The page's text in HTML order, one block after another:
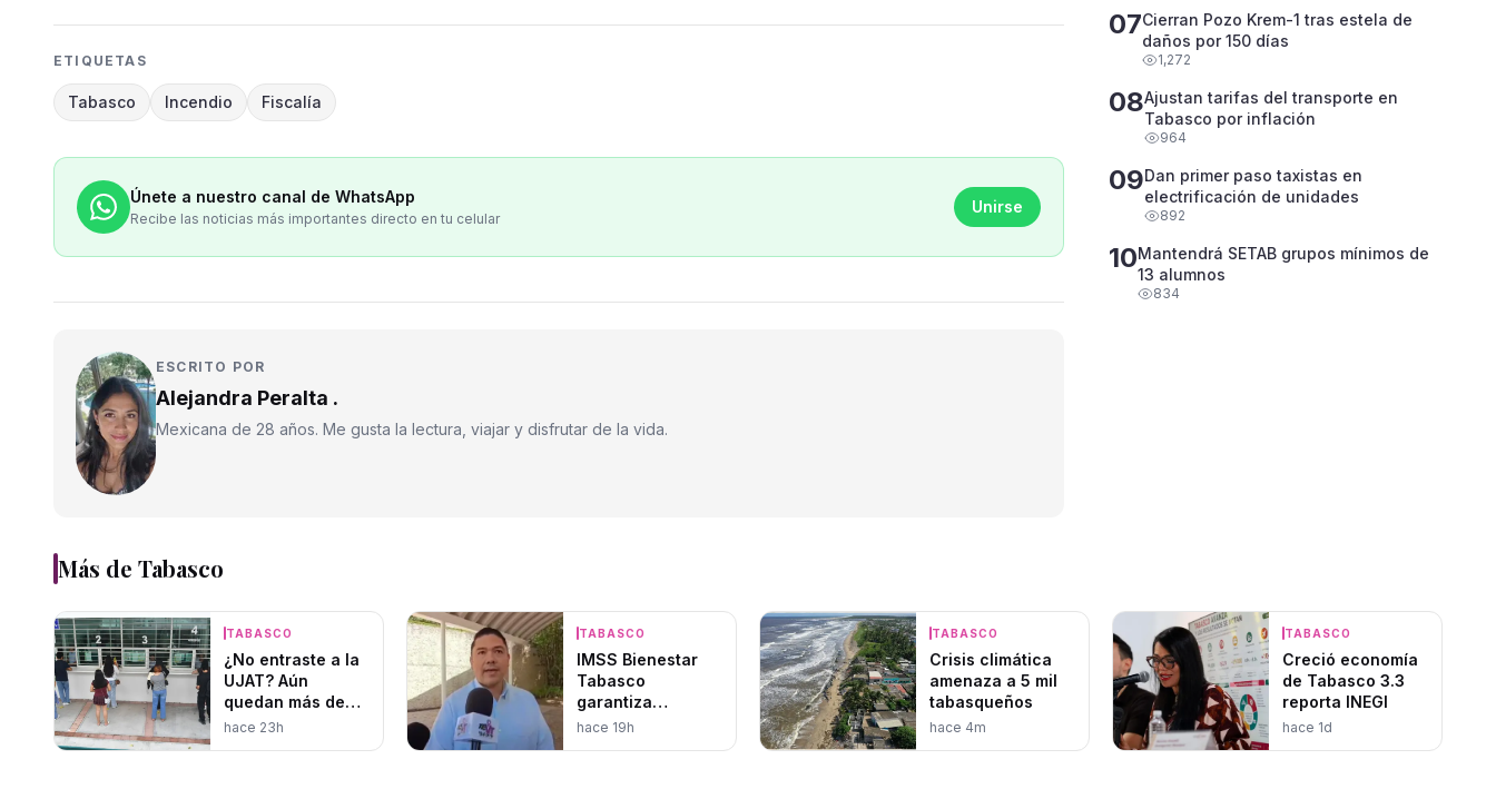
ETIQUETAS
Tabasco Incendio Fiscalía
Únete a nuestro canal de WhatsApp
Recibe las noticias más importantes directo en tu celular
Unirse
ESCRITO POR
Alejandra Peralta .
Mexicana de 28 años. Me gusta la lectura, viajar y disfrutar de la vida.
07Cierran Pozo Krem-1 tras estela de
daños por 150 días
1,272
08Ajustan tarifas del transporte en
Tabasco por inflación
964
09Dan primer paso taxistas en
electrificación de unidades
892
10Mantendrá SETAB grupos mínimos de
13 alumnos
834
Más de Tabasco
TABASCO
¿No entraste a la
UJAT? Aún
quedan más de
1,400 lugares
hace 23h
TABASCO
IMSS Bienestar
Tabasco
garantiza
operatividad
hace 19h
TABASCO
Crisis climática
amenaza a 5 mil
tabasqueños
hace 4m
TABASCO
Creció economía
de Tabasco 3.3
reporta INEGI
hace 1d